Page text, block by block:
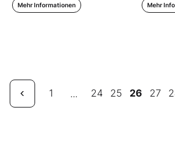
Mehr Informationen Mehr
1 ... 24 25 26 27